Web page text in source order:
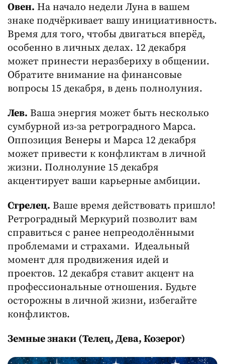
Овен. На начало недели Луна в вашем
знаке подчёркивает вашу инициативность.
Время для того, чтобы двигаться вперёд,
особенно в личных делах. 12 декабря
может принести неразбериху в общении.
Обратите внимание на финансовые
вопросы 15 декабря, в день полнолуния.
Лев. Ваша энергия может быть несколько
сумбурной из-за ретроградного Марса.
Оппозиция Венеры и Марса 12 декабря
может привести к конфликтам в личной
жизни. Полнолуние 15 декабря
акцентирует ваши карьерные амбиции.
Стрелец. Ваше время действовать пришло!
Ретроградный Меркурий позволит вам
справиться с ранее непреодолёнными
проблемами и страхами. Идеальный
момент для продвижения идей и
проектов. 12 декабря ставит акцент на
профессиональные отношения. Будьте
осторожны в личной жизни, избегайте
конфликтов.
Земные знаки (Телец, Дева, Козерог)